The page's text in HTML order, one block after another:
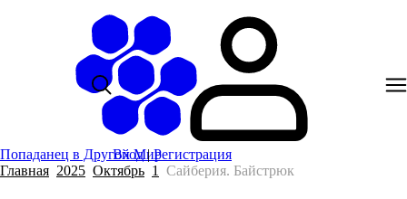
Попаданец в Другой Мир
Вход|Регистрация
Главная 2025 Октябрь 1 Сайберия. Байстрюк